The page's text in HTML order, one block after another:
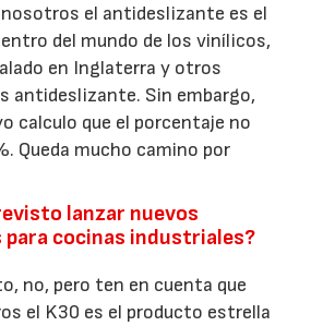
nosotros el antideslizante es el
del mundo de los vinílicos,
en Inglaterra y otros
antideslizante. Sin embargo,
calculo que el porcentaje no
Queda mucho camino por
lanzar nuevos
cocinas industriales?
no, pero ten en cuenta que
el K30 es el producto estrella